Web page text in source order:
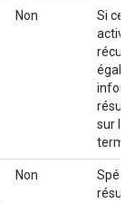
Non
Si
sur le
Non